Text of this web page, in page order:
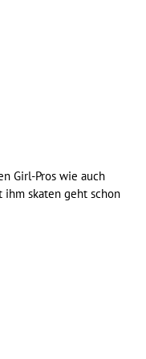
Girl-Pros wie auch
ihm skaten geht schon